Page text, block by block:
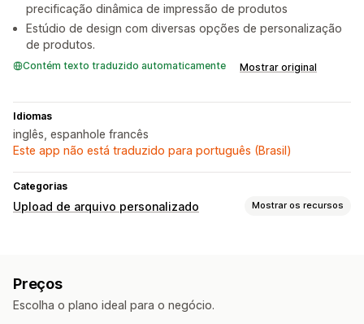
precificação dinâmica de impressão de produtos
Estúdio de design com diversas opções de personalização
de produtos.
Contém texto traduzido automaticamente Mostrar original
Idiomas
inglês, espanhole francês
Este app não está traduzido para português (Brasil)
Categorias
Upload de arquivo personalizado Mostrar os recursos
Gerenciamento de arquivos
Adicionar texto
Modelos
Campos personalizados
Preços
Escolha o plano ideal para o negócio.